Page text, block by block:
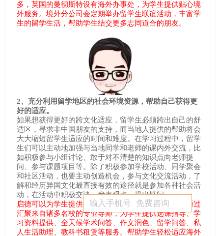
多，英国的曼彻斯特设有海外办事处，为学生提供贴心境
外服务。境外分公司会定期举办留学生联谊活动，丰富学
生的留学生活，帮助学生结交更多志同道合的朋友。
2、充分利用留学地区的社会环境资源，帮助自己获得更
好的适应。
如果想获得更好的跨文化适应，留学生必须跨出自己的舒
适区，寻求非中国朋友的支持，而当地人提供的帮助将会
大大缩短留学生适应的时间和难度。在学习过程中，留学
生们可以主动地加强与当地同学和老师的课内外交流，比
如积极参与小组讨论、敢于对不清楚的知识点向老师提
问、参与课题项目等。除了积极参加学校活动、同学聚会
和社区活动，也要主动创造机会，参与文化交流活动，了
解和经历异国文化最直接有效的途径就是参加各种社会活
动，在活动中积极交谈、发表观点、提出疑问。
启德可以为学生提供全方位的海外生活及学习辅导。通过
汇聚来自诸多名校的专业导师，为学生提供选课指导、学
习资料提供、全天候学术问答、作文润色、留学问答、私
人生活助理、教科书租赁等服务。帮助学生轻松适应海外